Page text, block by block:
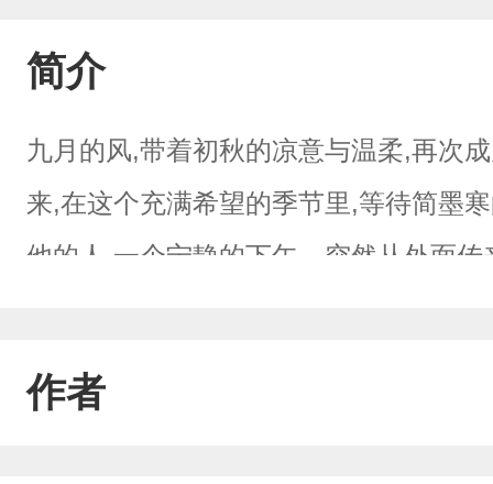
简介
九月的风,带着初秋的凉意与温柔,再次
来,在这个充满希望的季节里,等待简墨
他的人,一个宁静的下午，突然从外面
作者